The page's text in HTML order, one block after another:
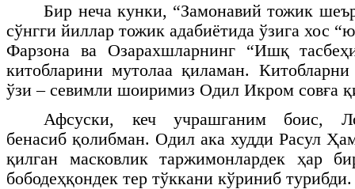
Бир неча кунки, “Замонавий тожик
сўнгги йиллар тожик адабиётида ўзига хос
Фарзона ва Озарахшларнинг “Ишқ
китобларини мутолаа қиламан.
ўзи – севимли шоиримиз Одил Икром совға
Афсуски, кеч учрашганим боис,
бенасиб қолибман. Одил ака худди Расул
қилган масковлик таржимонлардек ҳар
бободеҳқондек тер тўккани кўриниб турибди.